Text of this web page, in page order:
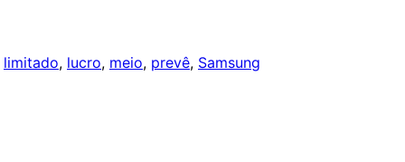
limitado, lucro, meio, prevê, Samsung